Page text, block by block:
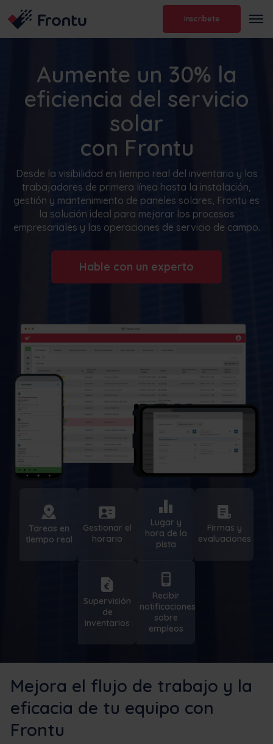
Inscríbete
Aumente un 30% la
eficiencia del servicio
solar
con Frontu
Desde la visibilidad en tiempo real del inventario y los
trabajadores de primera línea hasta la instalación,
gestión y mantenimiento de paneles solares, Frontu es
la solución ideal para mejorar los procesos
empresariales y las operaciones de servicio de campo.
Hable con un experto
Tareas en
tiempo real
Gestionar el
horario
Lugar y
hora de la
pista
Firmas y
evaluaciones
Supervisión
de
inventarios
Recibir
notificaciones
sobre
empleos
Mejora el flujo de trabajo y la
eficacia de tu equipo con
Frontu